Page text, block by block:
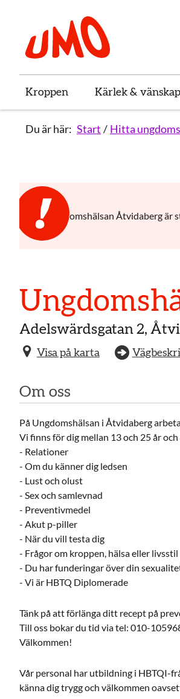
Till startsidan för Umo
Kroppen Kärlek & vänskap
Du är här: Start Hitta
Ungdomshälsan Åtvidaberg är
Adelswärdsgatan 2,
Visa på karta
Om oss
På Ungdomshälsan i Åtvidaberg
Vi finns för dig mellan 13 och 25 år
- Relationer
- Om du känner dig ledsen
- Lust och olust
- Sex och samlevnad
- Preventivmedel
- Akut p-piller
- När du vill testa dig
- Frågor om kroppen, hälsa eller livsstil
- Du har funderingar över din
- Vi är HBTQ Diplomerade
Tänk på att förlänga ditt recept på
Till oss bokar du tid via tel: 010-
Välkommen!
Vår personal har utbildning i HBTQI-
känna dig trygg och välkommen